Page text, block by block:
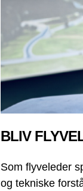
BLIV
Som flyveleder
og tekniske